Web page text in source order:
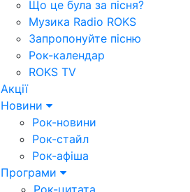
Що це була за пісня?
Музика Radio ROKS
Запропонуйте пісню
Рок-календар
ROKS TV
Акції
Новини
Рок-новини
Рок-стайл
Рок-афіша
Програми
Рок-цитата